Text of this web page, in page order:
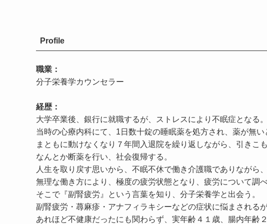
Profile
職業：
分子栄養学カウンセラー
経歴：
大学卒業後、銀行に就職するが、ストレスにより不眠症となる。
当時の心療内科にて、1日数十錠の睡眠薬を処方され、薬が無い
まともに動けなくなり７年間入退院を繰り返しながら、引きこ
なんとか断薬を行い、社会復帰する。
人生を取り戻す思いから、不眠不休で働き介護職でありながら
無理な働き方により、極度の疲労状態となり、疲労について調べ
そこで『副腎疲労』という言葉を知り、分子栄養学と出会う。
副腎疲労・蕁麻疹・アナフィラキシーなどの症状に悩まされる
あれほど不健康だったにも関わらず、実年齢４１歳、腸内年齢